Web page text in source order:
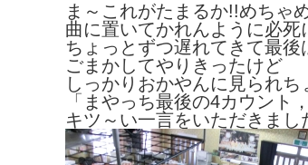
ま～これがたまるか!!めちゃ
曲に置いてかれんように必死
ちょっとずつ遅れてきて最後
ごまかしてやりきったけど
しっかりおかやんに見られち
「まやっち最後の4カウント
キツ～い一言をいただきまし